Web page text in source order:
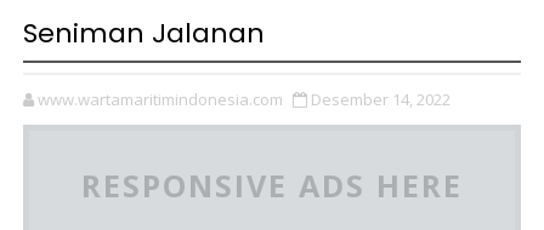
Seniman Jalanan
www.wartamaritimindonesia.com Desember 14, 2022
RESPONSIVE ADS HERE